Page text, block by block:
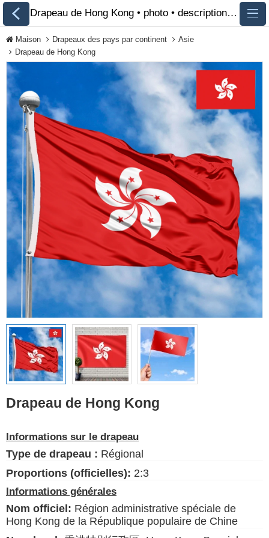
Tous les drapeaux
Drapeaux des pays
par continent
Drapeaux des
organisations
Drapeaux de la
communauté LGBT
Drapeaux historiques
Drapeaux ethniques
Drapeaux des États-
Unis (États)
Langue Français
Blog
S'il vous plaît, aidez à soutenir
ce site en faisant un petit don
Drapeau de Hong Kong • photo • description 🏁 FlagsSite.com
Maison Drapeaux des pays par continent
Asie
Drapeau de Hong Kong
Drapeau de Hong Kong
Informations sur le drapeau
Type de drapeau : Régional
Proportions (officielles): 2:3
Informations générales
Nom officiel: Région administrative spéciale de
Hong Kong de la République populaire de Chine